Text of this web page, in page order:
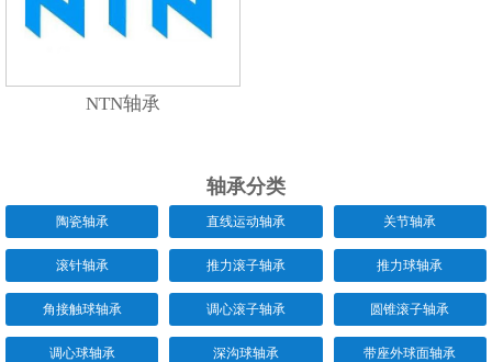
NTN轴承
轴承分类
陶瓷轴承 直线运动轴承 关节轴承
滚针轴承 推力滚子轴承 推力球轴承
角接触球轴承 调心滚子轴承 圆锥滚子轴承
调心球轴承 深沟球轴承 带座外球面轴承